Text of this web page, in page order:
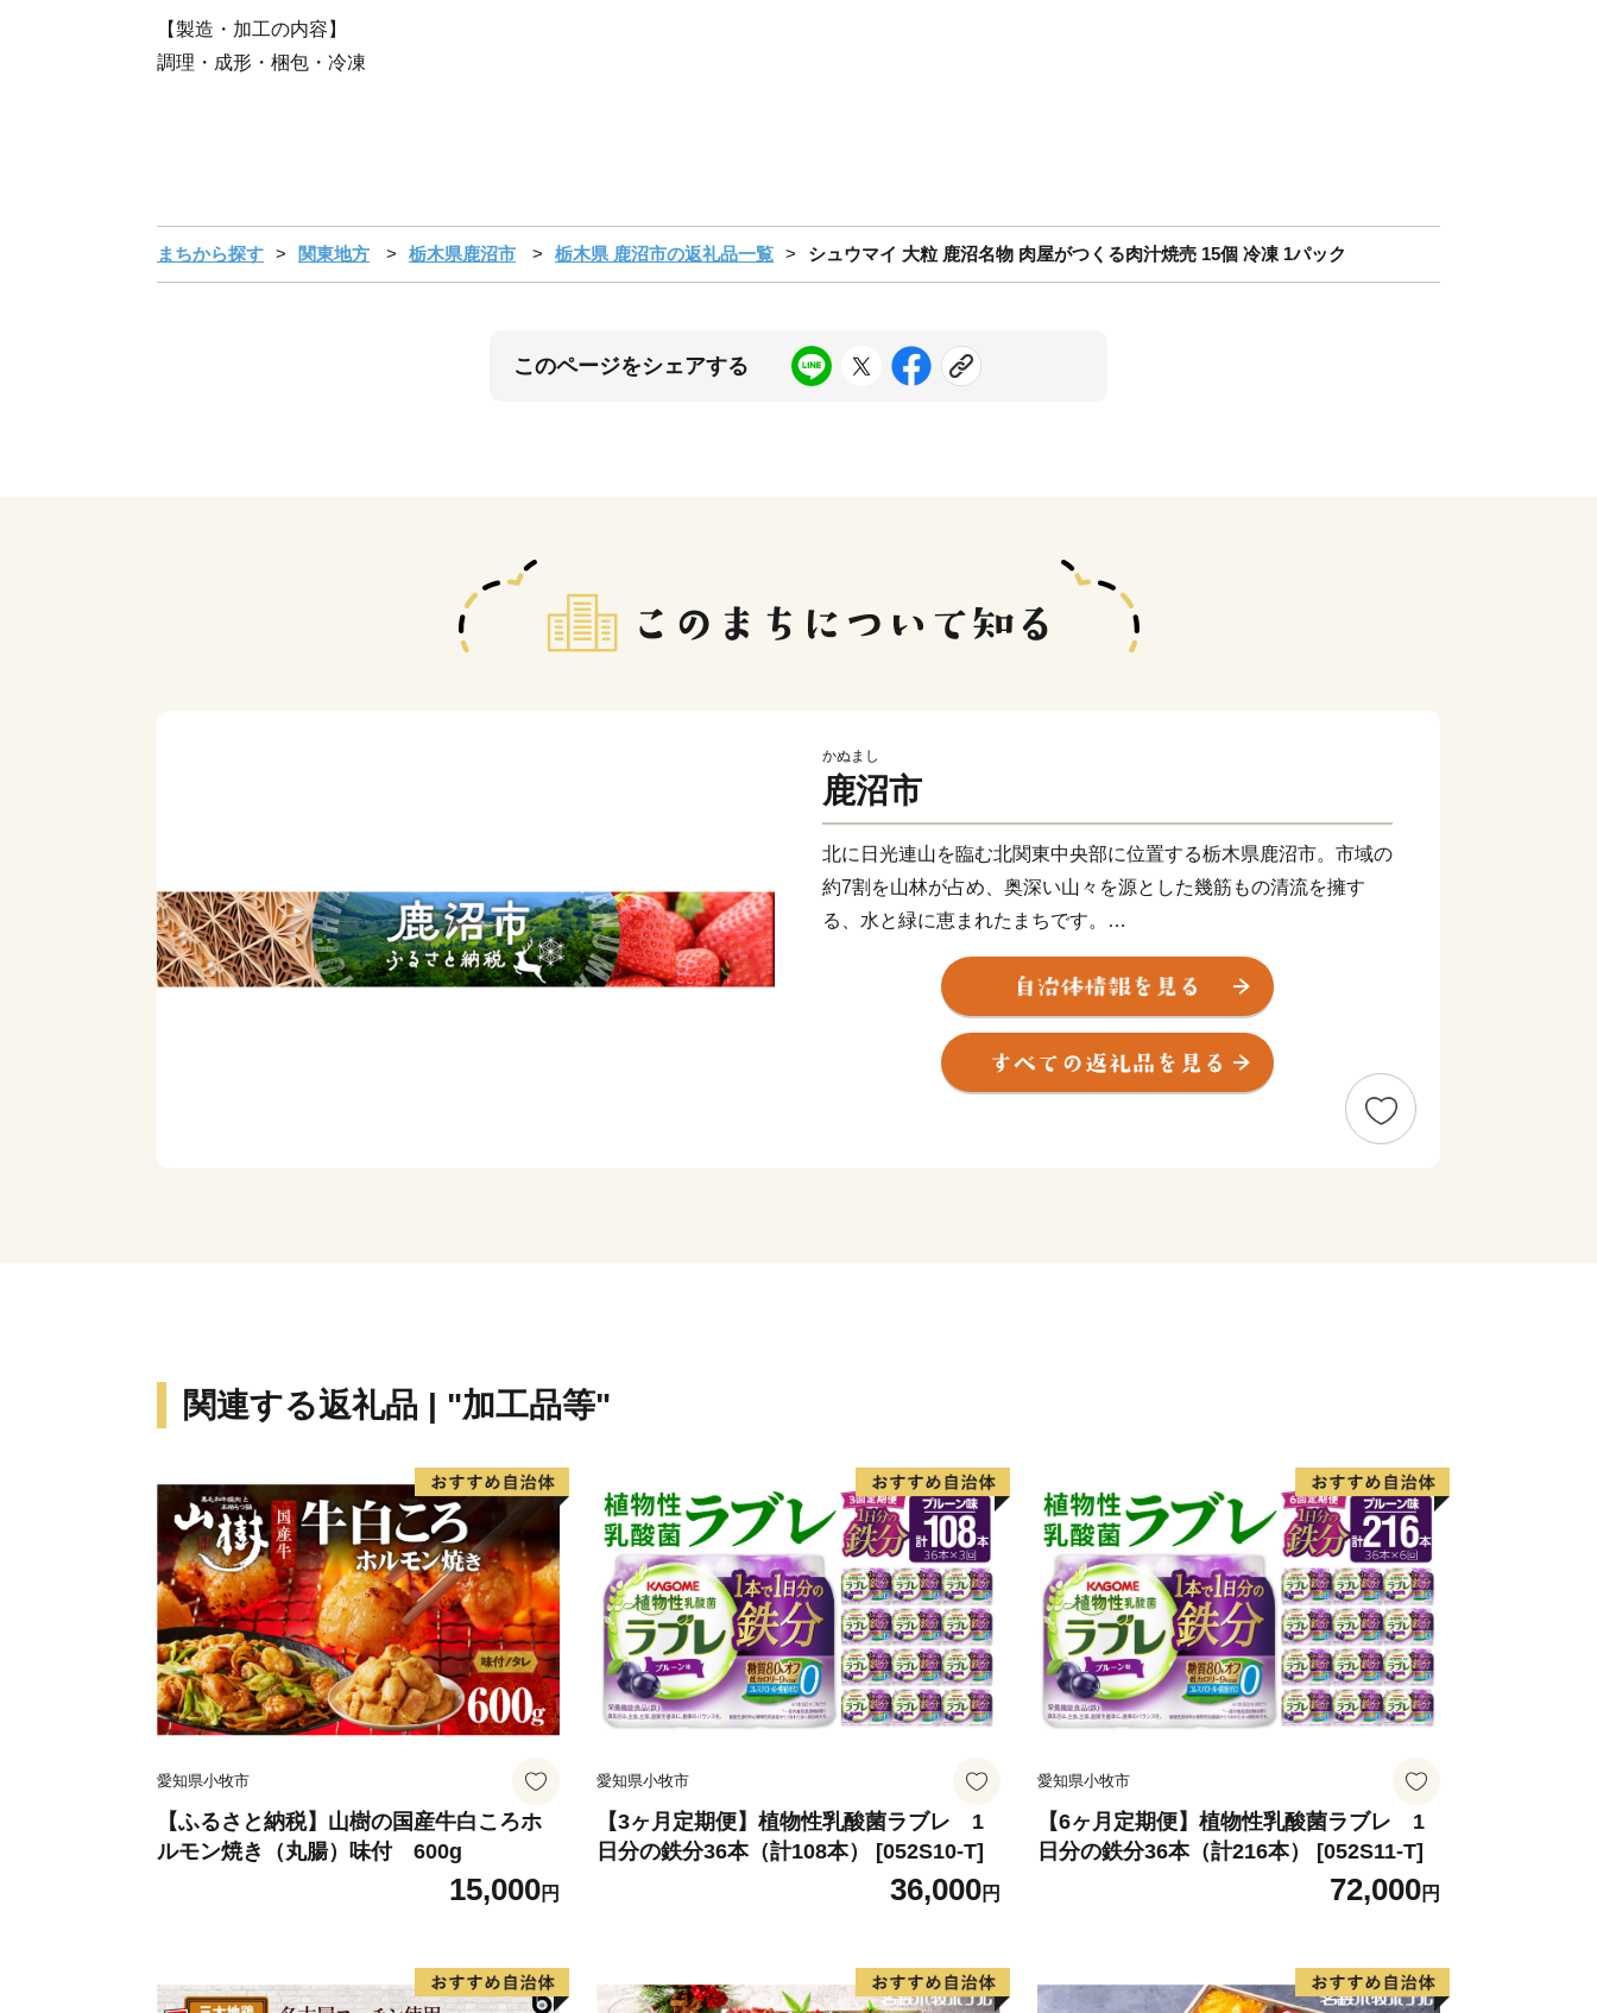
【製造・加工の内容】
調理・成形・梱包・冷凍
まちから探す 関東地方 栃木県鹿沼市 栃木県 鹿沼市の返礼品一覧 シュウマイ 大粒 鹿沼名物 肉屋がつくる肉汁焼売 15個 冷凍 1パック
このページをシェアする
かぬまし
鹿沼市
北に日光連山を臨む北関東中央部に位置する栃木県鹿沼市。市域の
約7割を山林が占め、奥深い山々を源とした幾筋もの清流を擁す
る、水と緑に恵まれたまちです。
かつては日光へと続く街道「例幣使道」が市中心部を貫く宿場町と
して、人の流れと共に栄えてきました。東照宮の造修営に関わった
職人が多く移り住んだとも伝えられ、その技を今に伝える彫刻屋台
は、重要無形民俗文化財でありユネスコ無形文化遺産に登録された
祭りの主役として、今に伝わっています。
自然と文化に彩られたこのまちは、東京からはおよそ100㎞。東北
いします。
関連する返礼品 | "加工品等"
愛知県小牧市
【ふるさと納税】山樹の国産牛白ころホ
ルモン焼き（丸腸）味付 600g
15,000円
愛知県小牧市
【3ヶ月定期便】植物性乳酸菌ラブレ 1
日分の鉄分36本（計108本） [052S10-T]
36,000円
愛知県小牧市
【6ヶ月定期便】植物性乳酸菌ラブレ 1
日分の鉄分36本（計216本） [052S11-T]
72,000円